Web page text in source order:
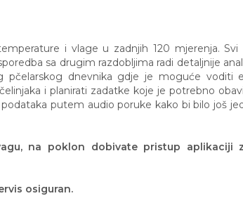
i vlage u zadnjih 120 mjerenja.
sa drugim razdobljima radi detaljnije
pčelarskog dnevnika gdje je moguće voditi
i planirati zadatke koje je potrebno
putem audio poruke kako bi bilo još
na poklon dobivate pristup aplikaciji
osiguran.